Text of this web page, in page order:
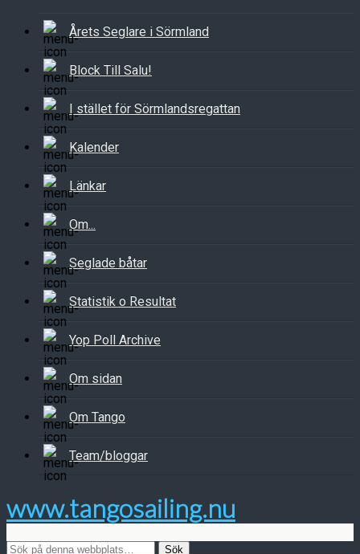
Årets Seglare i Sörmland
Block Till Salu!
I stället för Sörmlandsregattan
Kalender
Länkar
Om...
Seglade båtar
Statistik o Resultat
Yop Poll Archive
Om sidan
Om Tango
Team/bloggar
www.tangosailing.nu